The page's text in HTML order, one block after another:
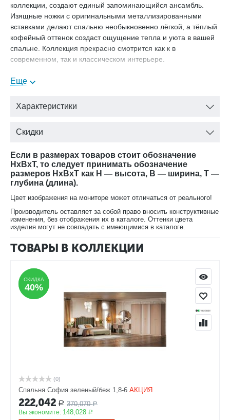
коллекции, создают единый запоминающийся ансамбль.
Изящные ножки с оригинальными металлизированными
вставками делают спальню необыкновенно лёгкой, а тёплый
кофейный оттенок создаст ощущение тепла и уюта в вашей
спальне. Коллекция прекрасно смотрится как к в
современном, так и классическом интерьере.
Предметы коллекции спальной мебели София:
тумба прикроватная: ш 700 / в 616 / г 501
зеркало: ш 1170 / в 870 / г 30
Дополнительно:
Ортопедическое основание с подъемным механизмом и
коробом для белья (ПМ) малое
Банкетка прикроватная
Любой предмет из набора мебели можно приобрести
отдельно.
Еще
Характеристики
Скидки
Если в размерах товаров стоит обозначение
HxBxT, то следует принимать обозначение
размеров HxBxT как H — высота, B — ширина, T —
глубина (длина).
Цвет изображения на мониторе может отличаться от реального!
Производитель оставляет за собой право вносить конструктивные
изменения, без отображения их в каталоге. Оттенки цвета
изделия могут не совпадать с имеющимися в каталоге.
ТОВАРЫ В КОЛЛЕКЦИИ
СКИДКА
40%
СКИДКА
40%
(0)
Спальня София зеленый/беж 1,8-6 АКЦИЯ
222,042 Р 370,070 Р
Вы экономите: 148,028 Р